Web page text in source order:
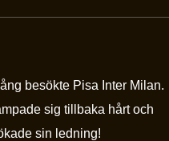
besökte Pisa Inter Milan.
sig tillbaka hårt och
sin ledning!